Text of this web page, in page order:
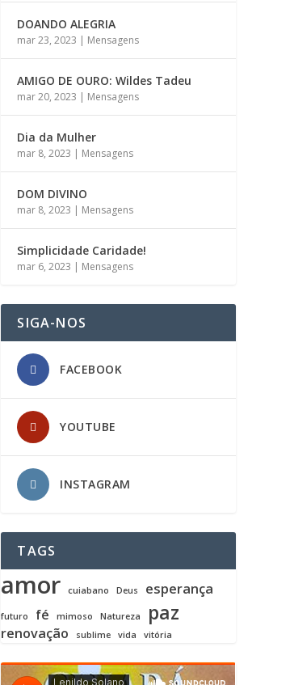
DOANDO ALEGRIA
mar 23, 2023 | Mensagens
AMIGO DE OURO: Wildes Tadeu
mar 20, 2023 | Mensagens
Dia da Mulher
mar 8, 2023 | Mensagens
DOM DIVINO
mar 8, 2023 | Mensagens
Simplicidade Caridade!
mar 6, 2023 | Mensagens
SIGA-NOS
FACEBOOK
YOUTUBE
INSTAGRAM
TAGS
amor cuiabano Deus esperança
futuro fé mimoso Natureza paz
renovação sublime vida vitória